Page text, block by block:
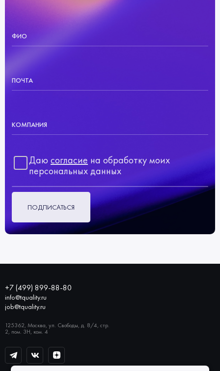
ФИО
ПОЧТА
КОМПАНИЯ
Даю согласие на обработку моих
персональных данных
ПОДПИСАТЬСЯ
+7 (499) 899-88-80
info@tquality.ru
job@tquality.ru
125362, Москва, ул. Свободы, д. 8/4, стр.
2, пом. 3Н, ком. 4